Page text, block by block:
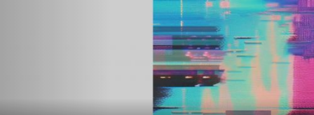
Wykrywacz kłamstw